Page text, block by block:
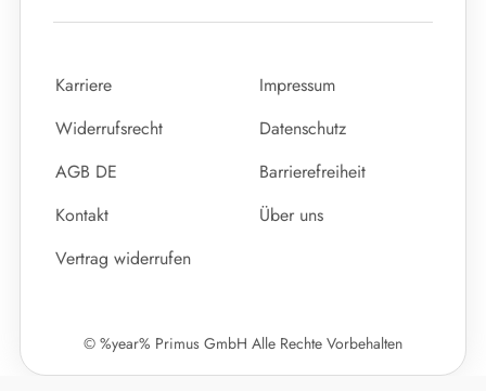
Karriere
Impressum
Widerrufsrecht
Datenschutz
AGB DE
Barrierefreiheit
Kontakt
Über uns
Vertrag widerrufen
© %year% Primus GmbH Alle Rechte Vorbehalten